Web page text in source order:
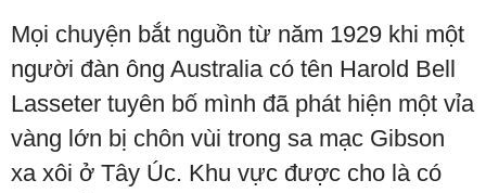
Mọi chuyện bắt nguồn từ năm 1929 khi một
người đàn ông Australia có tên Harold Bell
Lasseter tuyên bố mình đã phát hiện một vỉa
vàng lớn bị chôn vùi trong sa mạc Gibson
xa xôi ở Tây Úc. Khu vực được cho là có